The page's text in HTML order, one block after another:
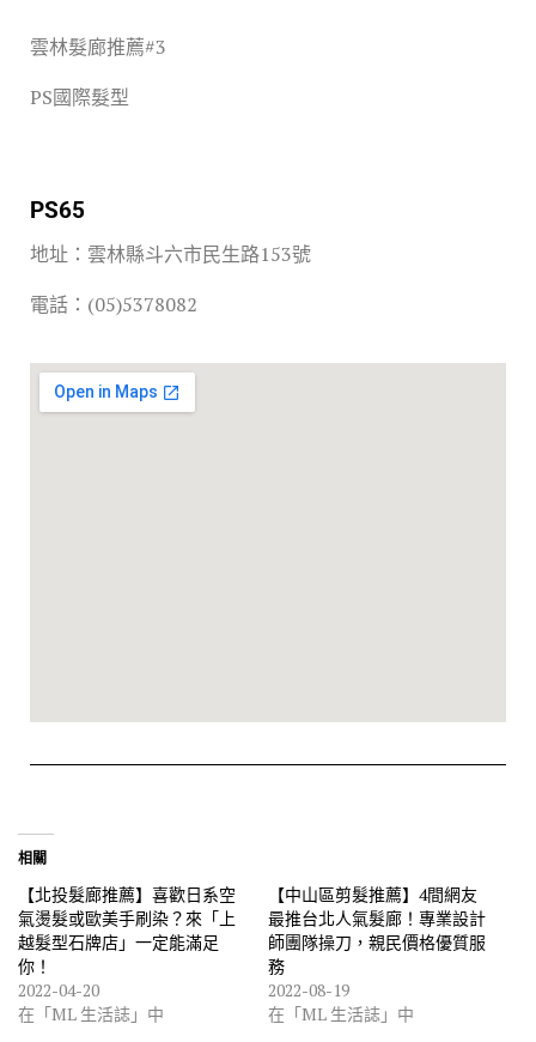
雲林髮廊推薦#3
PS國際髮型
PS65
地址：雲林縣斗六市民生路153號
電話：(05)5378082
相關
【北投髮廊推薦】喜歡日系空
氣燙髮或歐美手刷染？來「上
越髮型石牌店」一定能滿足
你！
2022-04-20
在「ML 生活誌」中
【中山區剪髮推薦】4間網友
最推台北人氣髮廊！專業設計
師團隊操刀，親民價格優質服
務
2022-08-19
在「ML 生活誌」中